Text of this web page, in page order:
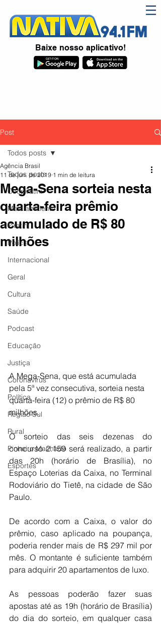
Baixe nosso aplicativo!
Post
Todos posts
Coopiratini
Meio ambiente
Piratini
Polícia
Internacional
Geral
Cultura
Saúde
Podcast
Educação
Justiça
Coronavírus
Política
Região Sul
Rural
Pinheiro Machado
Esportes
Todos posts
Mega-Sena sorteia nesta
quarta-feira prêmio
acumulado de R$ 80
milhões
Agência Brasil
11 de jun. de 2019 1 min de leitura
A Mega-Sena, que está acumulada
pela 5ª vez consecutiva, sorteia nesta
quarta-feira (12) o prêmio de R$ 80
milhões.
O sorteio das seis dezenas do
concurso 2.159 será realizado, a partir
das 20h (horário de Brasília), no
Espaço Loterias da Caixa, no Terminal
Rodoviário do Tietê, na cidade de São
Paulo.
De acordo com a Caixa, o valor do
prêmio, caso aplicado na poupança,
poderia render mais de R$ 297 mil por
mês. O montante é suficiente também
para adquirir 20 apartamentos de luxo.
As pessoas poderão fazer suas
apostas até as 19h (horário de Brasília)
do dia do sorteio, em qualquer casa